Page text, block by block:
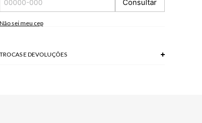
*As peças podem variar a estampa de acordo com o corte.
A tonalidade das cores pode variar de acordo com a sua
Consultar
Não sei meu cep
TROCAS E DEVOLUÇÕES